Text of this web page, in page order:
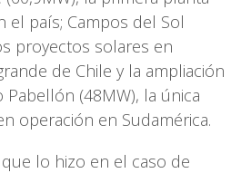
el país; Campos del Sol
proyectos solares en
de Chile y la ampliación
(48MW), la única
operación en Sudamérica.
lo hizo en el caso de